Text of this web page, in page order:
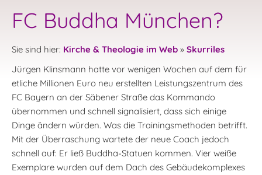
FC Buddha München?
Sie sind hier: Kirche & Theologie im Web » Skurriles
Jürgen Klinsmann hatte vor wenigen Wochen auf dem für
etliche Millionen Euro neu erstellten Leistungszentrum des
FC Bayern an der Säbener Straße das Kommando
übernommen und schnell signalisiert, dass sich einige
Dinge ändern würden. Was die Trainingsmethoden betrifft.
Mit der Überraschung wartete der neue Coach jedoch
schnell auf: Er ließ Buddha-Statuen kommen. Vier weiße
Exemplare wurden auf dem Dach des Gebäudekomplexes